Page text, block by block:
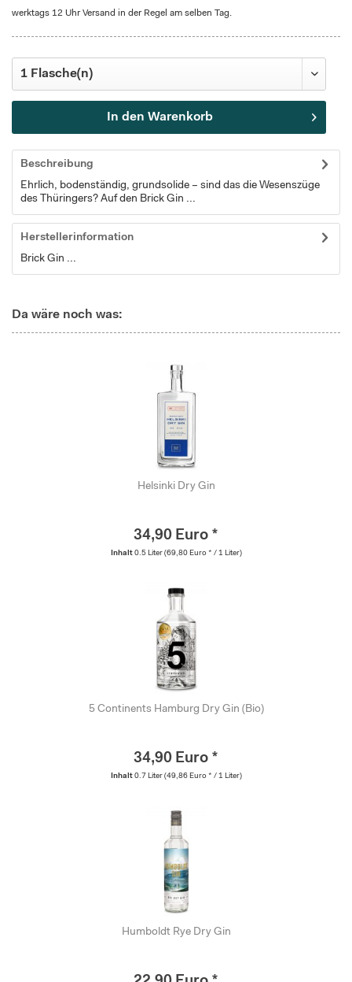
werktags 12 Uhr Versand in der Regel am selben Tag.
In den Warenkorb
Beschreibung
Ehrlich, bodenständig, grundsolide – sind das die Wesenszüge
des Thüringers? Auf den Brick Gin ...
Herstellerinformation
Brick Gin ...
Da wäre noch was:
Helsinki Dry Gin
34,90 Euro *
Inhalt 0.5 Liter (69,80 Euro * / 1 Liter)
5 Continents Hamburg Dry Gin (Bio)
34,90 Euro *
Inhalt 0.7 Liter (49,86 Euro * / 1 Liter)
Humboldt Rye Dry Gin